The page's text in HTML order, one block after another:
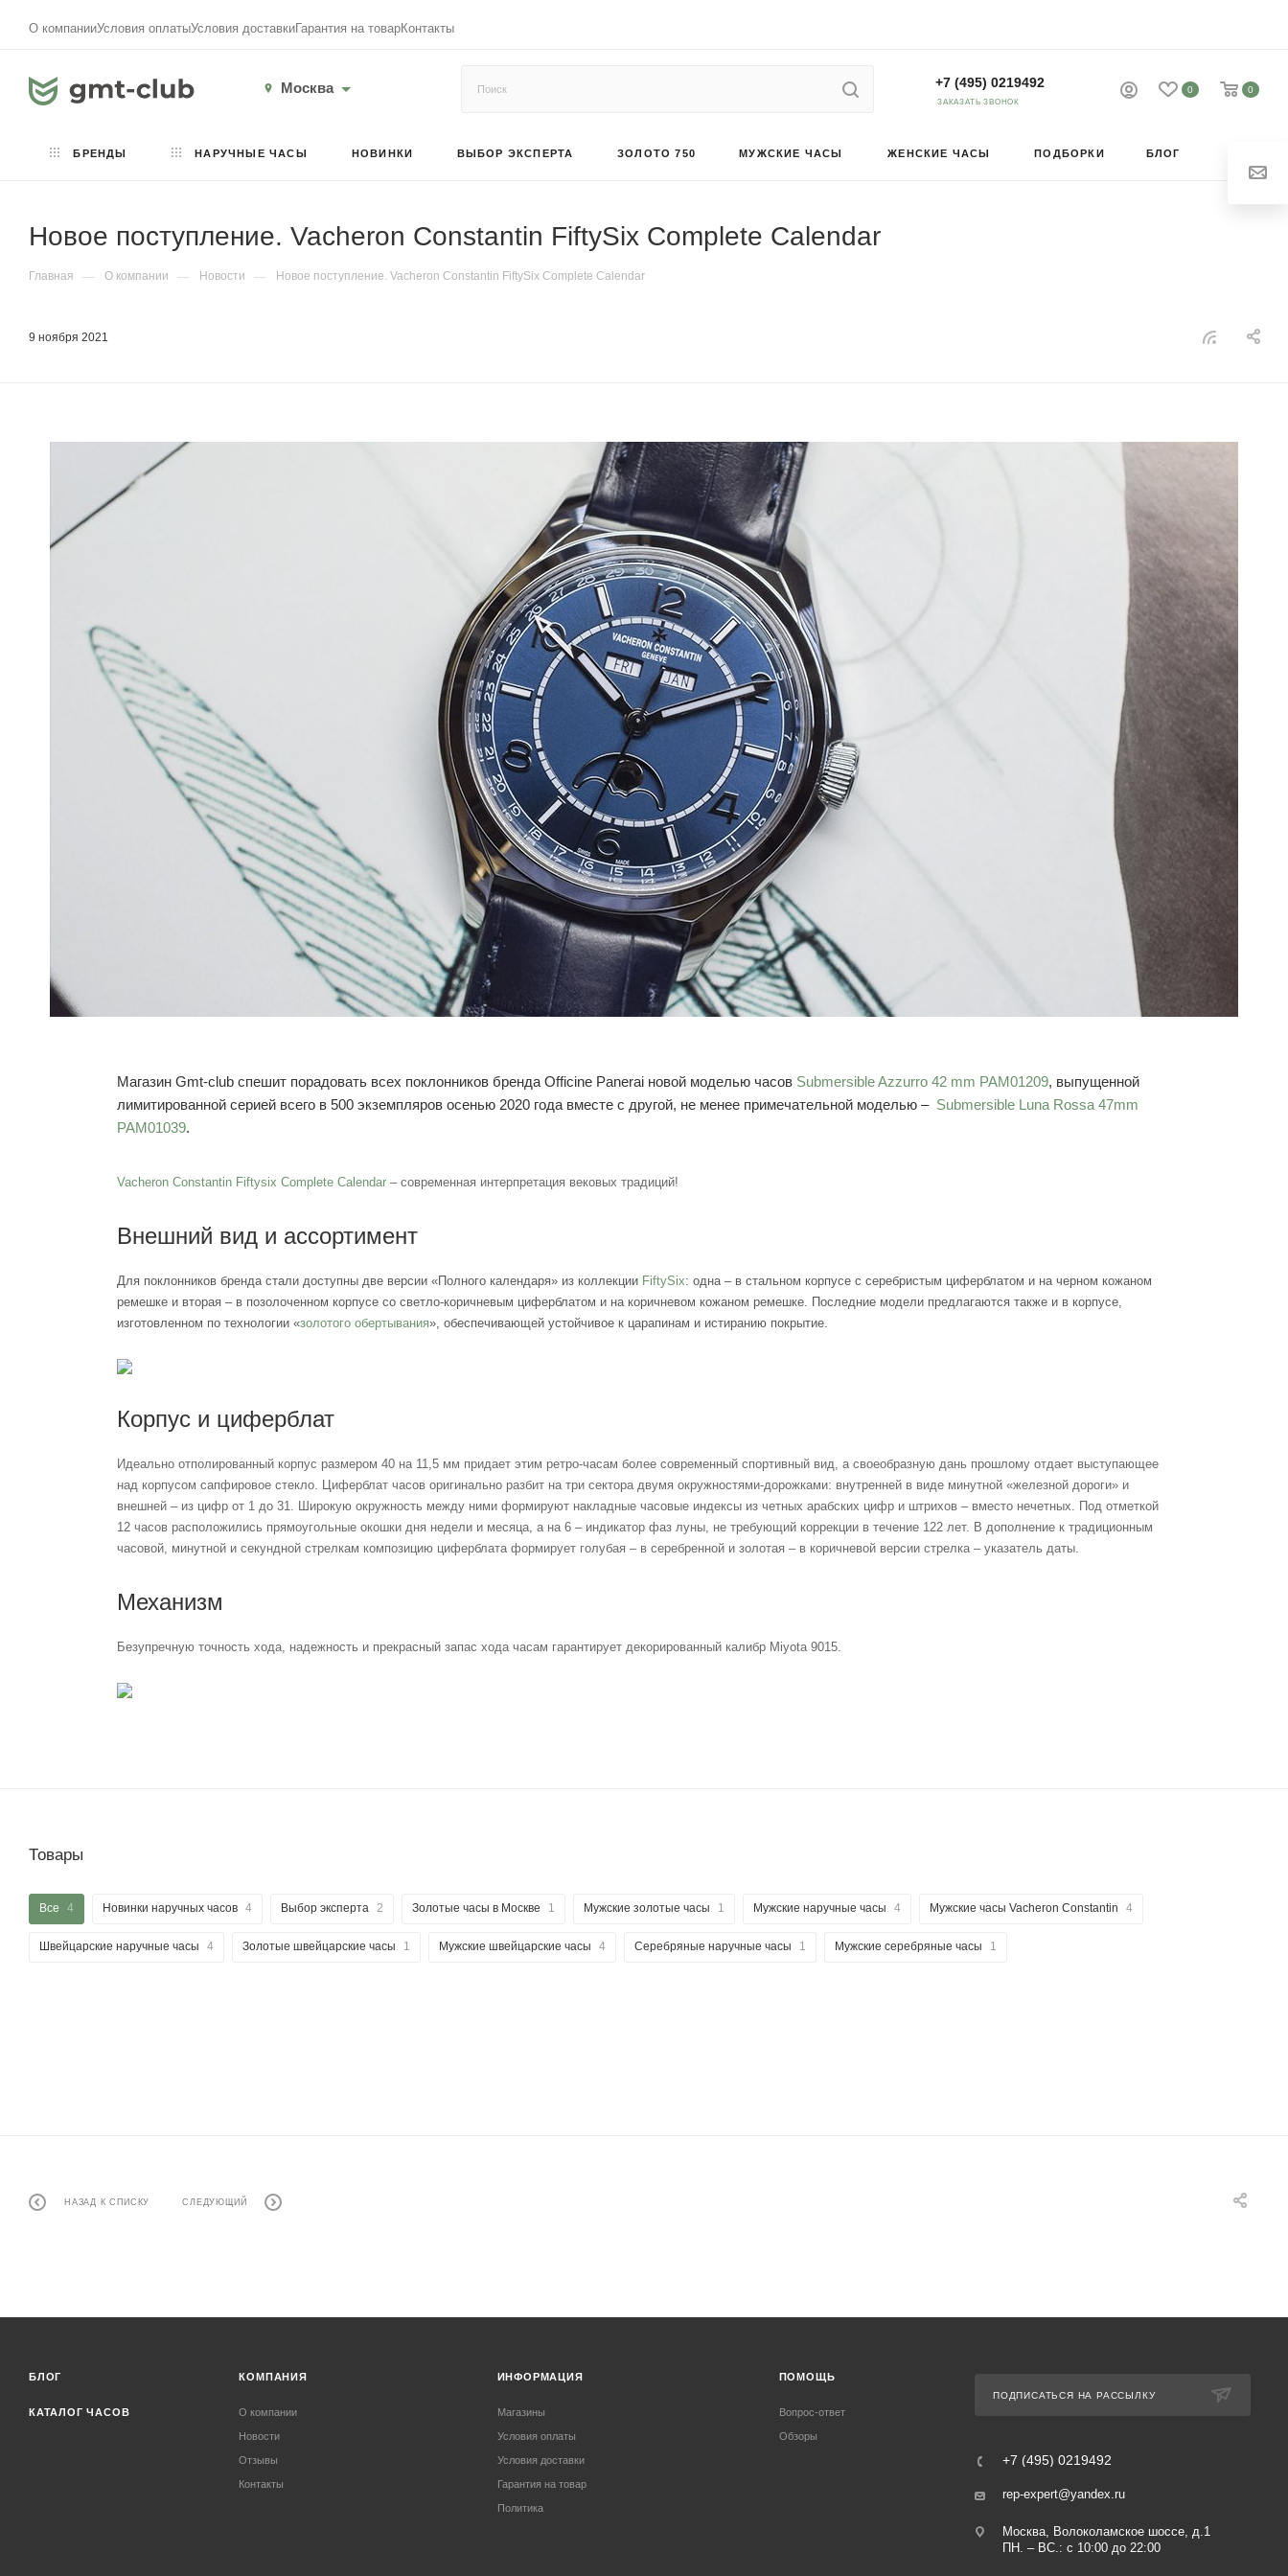
О компанииУсловия оплатыУсловия доставкиГарантия на товарКонтакты
Москва 0 0
+7 (495) 0219492
ЗАКАЗАТЬ ЗВОНОК
БРЕНДЫ НАРУЧНЫЕ ЧАСЫ НОВИНКИ ВЫБОР ЭКСПЕРТА ЗОЛОТО 750 МУЖСКИЕ ЧАСЫ ЖЕНСКИЕ ЧАСЫ ПОДБОРКИ БЛОГ
Новое поступление. Vacheron Constantin FiftySix Complete Calendar
Главная — О компании — Новости — Новое поступление. Vacheron Constantin FiftySix Complete Calendar
9 ноября 2021
Магазин Gmt-club спешит порадовать всех поклонников бренда Officine Panerai новой моделью часов Submersible Azzurro 42 mm PAM01209, выпущенной
лимитированной серией всего в 500 экземпляров осенью 2020 года вместе с другой, не менее примечательной моделью – Submersible Luna Rossa 47mm
PAM01039.
Vacheron Constantin Fiftysix Complete Calendar – современная интерпретация вековых традиций!
Внешний вид и ассортимент
Для поклонников бренда стали доступны две версии «Полного календаря» из коллекции FiftySix: одна – в стальном корпусе с серебристым циферблатом и на черном кожаном
ремешке и вторая – в позолоченном корпусе со светло-коричневым циферблатом и на коричневом кожаном ремешке. Последние модели предлагаются также и в корпусе,
изготовленном по технологии «золотого обертывания», обеспечивающей устойчивое к царапинам и истиранию покрытие.
Корпус и циферблат
Идеально отполированный корпус размером 40 на 11,5 мм придает этим ретро-часам более современный спортивный вид, а своеобразную дань прошлому отдает выступающее
над корпусом сапфировое стекло. Циферблат часов оригинально разбит на три сектора двумя окружностями-дорожками: внутренней в виде минутной «железной дороги» и
внешней – из цифр от 1 до 31. Широкую окружность между ними формируют накладные часовые индексы из четных арабских цифр и штрихов – вместо нечетных. Под отметкой
12 часов расположились прямоугольные окошки дня недели и месяца, а на 6 – индикатор фаз луны, не требующий коррекции в течение 122 лет. В дополнение к традиционным
часовой, минутной и секундной стрелкам композицию циферблата формирует голубая – в серебренной и золотая – в коричневой версии стрелка – указатель даты.
Механизм
Безупречную точность хода, надежность и прекрасный запас хода часам гарантирует декорированный калибр Miyota 9015.
Товары
Все 4 Новинки наручных часов 4 Выбор эксперта 2 Золотые часы в Москве 1 Мужские золотые часы 1 Мужские наручные часы 4 Мужские часы Vacheron Constantin 4
Швейцарские наручные часы 4 Золотые швейцарские часы 1 Мужские швейцарские часы 4 Серебряные наручные часы 1 Мужские серебряные часы 1
НАЗАД К СПИСКУ СЛЕДУЮЩИЙ
БЛОГ
КАТАЛОГ ЧАСОВ
КОМПАНИЯ
О компании
Новости
Отзывы
Контакты
ИНФОРМАЦИЯ
Магазины
Условия оплаты
Условия доставки
Гарантия на товар
Политика
ПОМОЩЬ
Вопрос-ответ
Обзоры
ПОДПИСАТЬСЯ НА РАССЫЛКУ
+7 (495) 0219492
rep-expert@yandex.ru
Москва, Волоколамское шоссе, д.1
ПН. – ВС.: с 10:00 до 22:00